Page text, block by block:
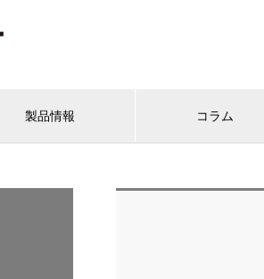
製品情報 コラム